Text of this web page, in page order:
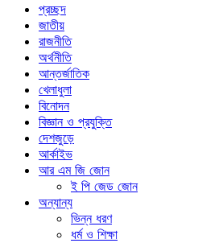
প্রচ্ছদ
জাতীয়
রাজনীতি
অর্থনীতি
আন্তর্জাতিক
খেলাধুলা
বিনোদন
বিজ্ঞান ও প্রযুক্তি
দেশজুড়ে
আর্কাইভ
আর এম জি জোন
ই পি জেড জোন
অন্যান্য
ভিন্ন ধরণ
ধর্ম ও শিক্ষা